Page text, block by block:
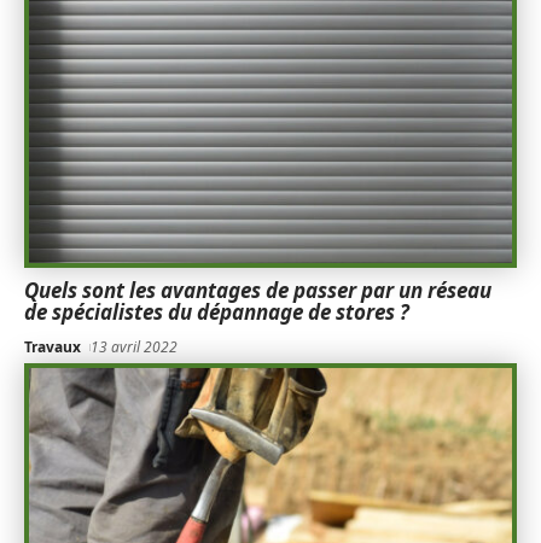
Quels sont les avantages de passer par un réseau
de spécialistes du dépannage de stores ?
Travaux 13 avril 2022